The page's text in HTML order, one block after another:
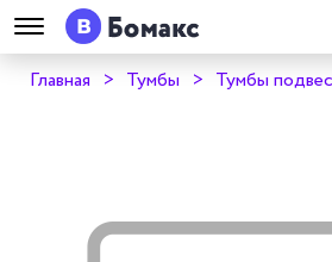
Главная Тумбы Тумбы